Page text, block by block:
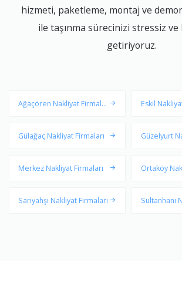
hizmeti, paketleme, montaj ve
ile taşınma sürecinizi stressiz ve
getiriyoruz.
Ağaçören Nakliyat Firmalar
Eskil
Gülağaç Nakliyat Firmaları
Güzelyurt
Merkez Nakliyat Firmaları
Ortaköy
Sarıyahşi Nakliyat Firmaları
Sultanhanı